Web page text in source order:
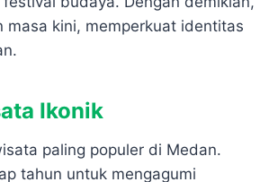
kini, memperkuat identitas
Ikonik
paling populer di Medan.
tahun untuk mengagumi